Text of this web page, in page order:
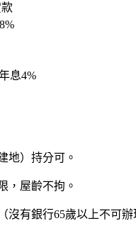
息4%
地）持分可。
，屋齡不拘。
沒有銀行65歲以上不可辦